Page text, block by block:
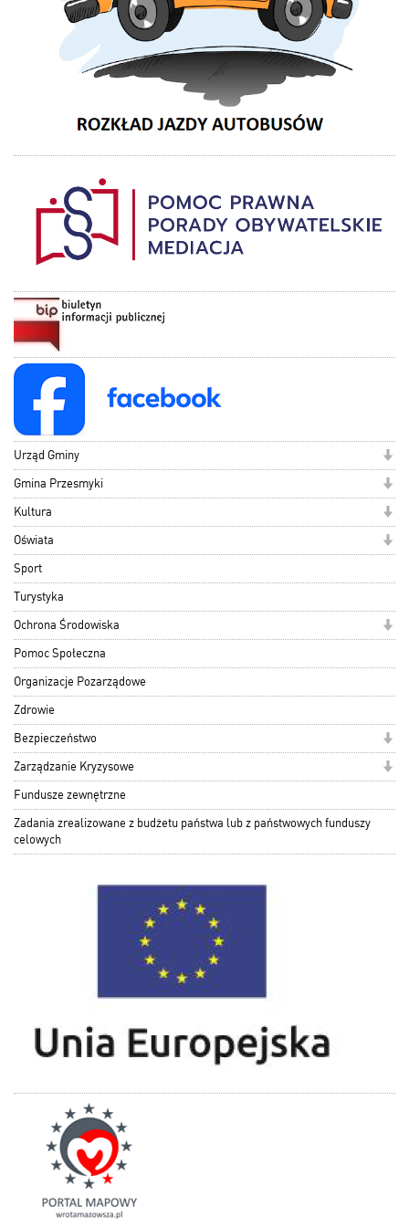
Urząd Gminy
Gmina Przesmyki
Kultura
Oświata
Sport
Turystyka
Ochrona Środowiska
Pomoc Społeczna
Organizacje Pozarządowe
Zdrowie
Bezpieczeństwo
Zarządzanie Kryzysowe
Fundusze zewnętrzne
Zadania zrealizowane z budżetu państwa lub z państwowych funduszy
celowych